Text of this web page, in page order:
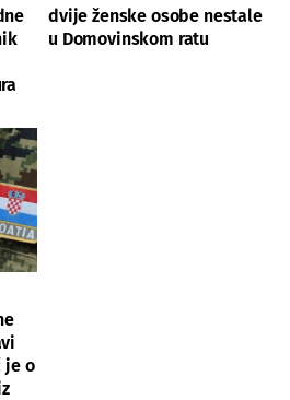
dvije ženske osobe nestale
u Domovinskom ratu
je o